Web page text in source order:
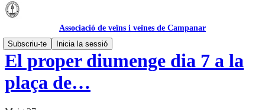
Associació de veïns i veïnes de Campanar
Subscriu-te
Inicia la sessió
El proper diumenge dia 7 a la
plaça de…